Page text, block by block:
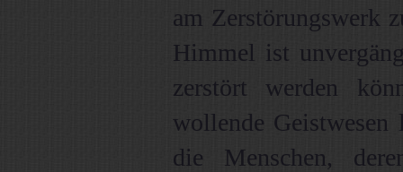
am Zerstörungswerk
Himmel ist
zerstört werden
wollende
die Menschen,